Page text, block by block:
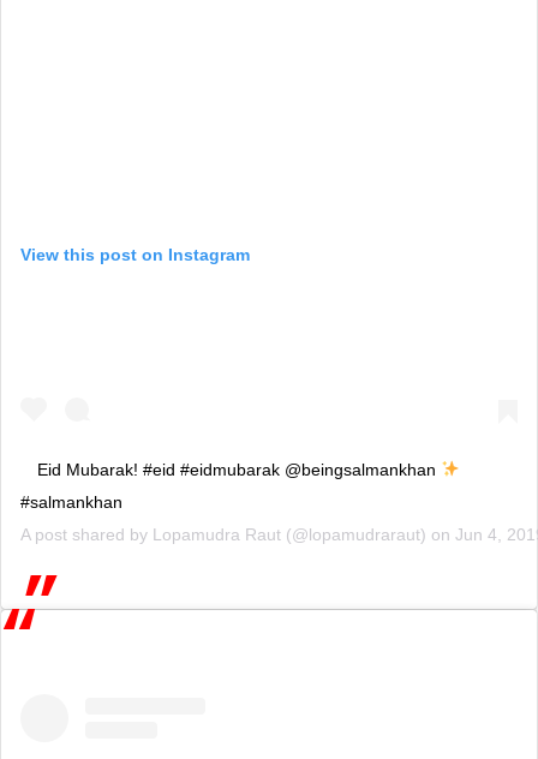
View this post on Instagram
Eid Mubarak! #eid #eidmubarak @beingsalmankhan
#salmankhan
A post shared by Lopamudra Raut (@lopamudraraut) on Jun 4,